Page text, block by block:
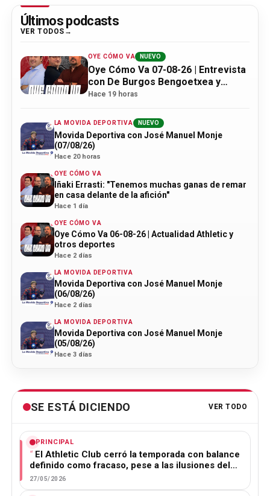
Últimos podcasts
VER TODOS
OYE CÓMO VA NUEVO
Oye Cómo Va 07-08-26 | Entrevista
con De Burgos Bengoetxea y
actualidad Athletic
Hace 19 horas
LA MOVIDA DEPORTIVA NUEVO
Movida Deportiva con José Manuel Monje
(07/08/26)
Hace 20 horas
OYE CÓMO VA
Iñaki Errasti: "Tenemos muchas ganas de remar
en casa delante de la afición"
Hace 1 día
OYE CÓMO VA
Oye Cómo Va 06-08-26 | Actualidad Athletic y
otros deportes
Hace 2 días
LA MOVIDA DEPORTIVA
Movida Deportiva con José Manuel Monje
(06/08/26)
Hace 2 días
LA MOVIDA DEPORTIVA
Movida Deportiva con José Manuel Monje
(05/08/26)
Hace 3 días
SE ESTÁ DICIENDO VER TODO
PRINCIPAL
El Athletic Club cerró la temporada con balance
definido como fracaso, pese a las ilusiones del…
27/05/2026